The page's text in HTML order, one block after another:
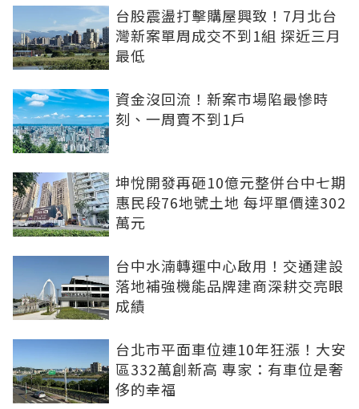
台股震盪打擊購屋興致！7月北台
灣新案單周成交不到1組 探近三月
最低
資金沒回流！新案市場陷最慘時
刻、一周賣不到1戶
坤悅開發再砸10億元整併台中七期
惠民段76地號土地 每坪單價達302
萬元
台中水湳轉運中心啟用！交通建設
落地補強機能品牌建商深耕交亮眼
成績
台北市平面車位連10年狂漲！大安
區332萬創新高 專家：有車位是奢
侈的幸福